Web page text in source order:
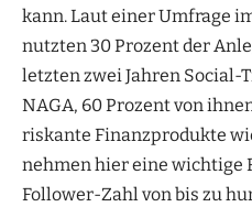
kann. Laut einer Umfrage
nutzten 30 Prozent der
letzten zwei Jahren
NAGA, 60 Prozent von
riskante Finanzprodukte
nehmen hier eine wichtige
Follower-Zahl von bis zu